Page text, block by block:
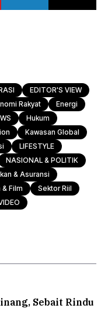
EDITOR'S VIEW
Rakyat
Energi
Hukum
Kawasan Global
LIFESTYLE
NASIONAL & POLITIK
& Asuransi
& Film
Sektor Riil
Sebait Rindu